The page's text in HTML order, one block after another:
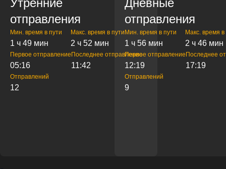
Утренние
отправления
Мин. время в пути
1 ч 49 мин
Макс. время в пути
2 ч 52 мин
Первое отправление
05:16
Последнее отправление
11:42
Отправлений
12
Дневные
отправления
Мин. время в пути
1 ч 56 мин
Макс. время в
2 ч 46 мин
Первое отправление
12:19
Последнее
17:19
Отправлений
9